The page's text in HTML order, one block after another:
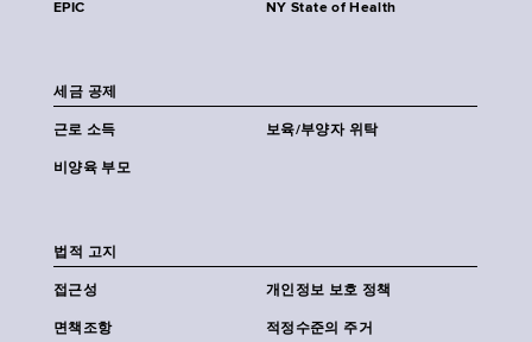
EPIC NY State of Health
세금 공제
근로 소득 보육/부양자 위탁
비양육 부모
법적 고지
접근성 개인정보 보호 정책
면책조항 적정수준의 주거